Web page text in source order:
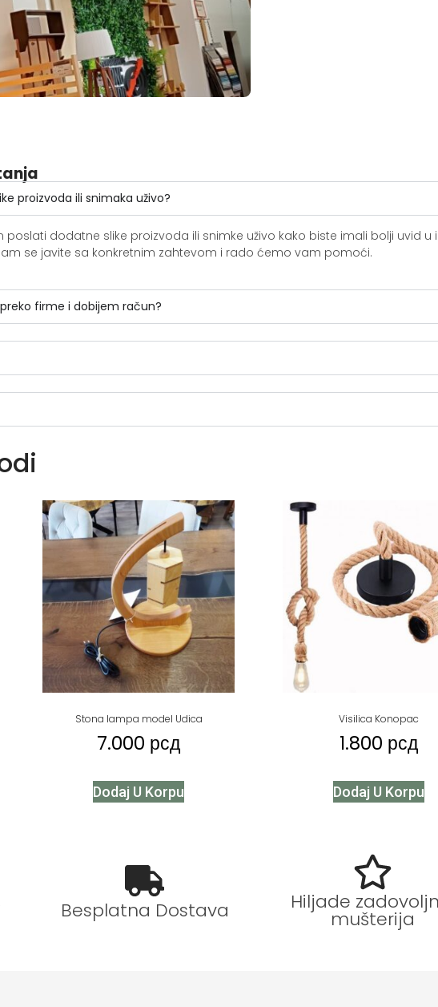
proizvoda ili snimaka uživo?
dodatne slike proizvoda ili snimke uživo kako biste imali bolji uvid u
se javite sa konkretnim zahtevom i rado ćemo vam pomoći.
firme i dobijem račun?
Stona lampa model Udica
7.000 рсд
Dodaj U Korpu
Visilica Konopac
1.800 рсд
Dodaj U Korpu
Besplatna Dostava Hiljade
mušterija